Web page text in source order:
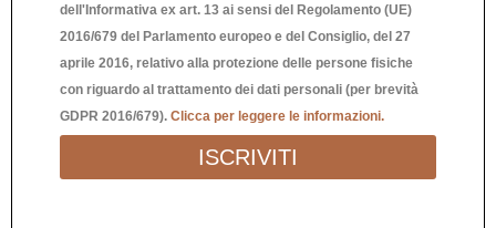
dell'Informativa ex art. 13 ai sensi del Regolamento (UE)
2016/679 del Parlamento europeo e del Consiglio, del 27
aprile 2016, relativo alla protezione delle persone fisiche
con riguardo al trattamento dei dati personali (per brevità
GDPR 2016/679). Clicca per leggere le informazioni.
ISCRIVITI